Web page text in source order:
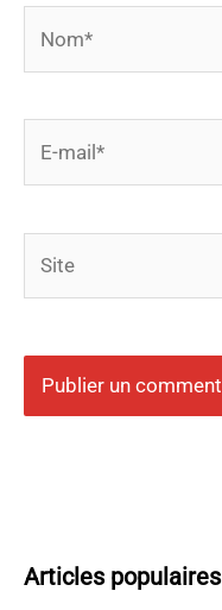
Articles populaires